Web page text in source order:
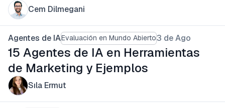
Cem Dilmegani
Agentes de IAEvaluación en Mundo Abierto3 de Ago
15 Agentes de IA en Herramientas
de Marketing y Ejemplos
Sıla Ermut